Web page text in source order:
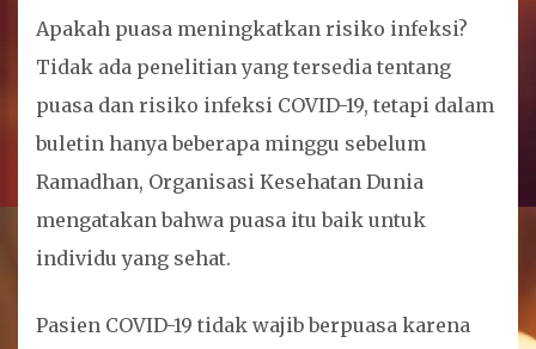
Apakah puasa meningkatkan risiko infeksi?
Tidak ada penelitian yang tersedia tentang
puasa dan risiko infeksi COVID-19, tetapi dalam
buletin hanya beberapa minggu sebelum
Ramadhan, Organisasi Kesehatan Dunia
mengatakan bahwa puasa itu baik untuk
individu yang sehat.
Pasien COVID-19 tidak wajib berpuasa karena